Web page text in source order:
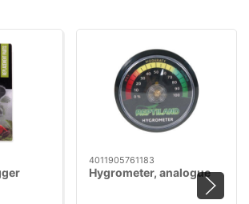
4011905761183
Hygrometer, analogue